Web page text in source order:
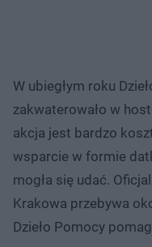
W ubiegłym roku
zakwaterowało w
akcja jest bardzo
wsparcie w formie
mogła się udać.
Krakowa przebywa
Dzieło Pomocy